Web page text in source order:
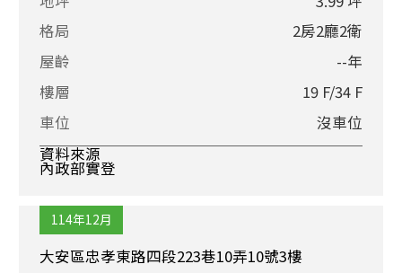
格局
2房2廳2衛
屋齡
--年
樓層
19 F/34 F
車位
沒車位
資料來源
內政部實登
114年12月
大安區忠孝東路四段223巷10弄10號3樓